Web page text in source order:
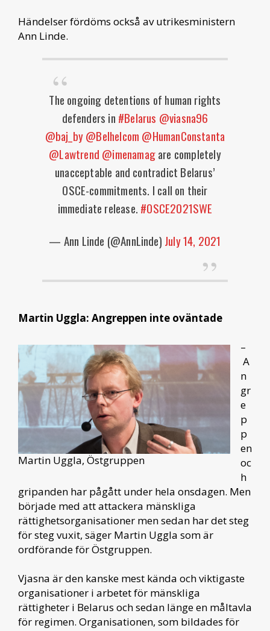
Händelser fördöms också av utrikesministern
Ann Linde.
The ongoing detentions of human rights
defenders in #Belarus @viasna96
@baj_by@Belhelcom @HumanConstanta
@Lawtrend @imenamagare completely
unacceptable and contradict Belarus’
OSCE-commitments. I call on their
immediate release. #OSCE2021SWE
— Ann Linde (@AnnLinde) July 14, 2021
Martin Uggla: Angreppen inte oväntade
Martin Uggla, Östgruppen
–
A
n
gr
e
p
p
en
oc
h
gripanden har pågått under hela onsdagen. Men
började med att attackera mänskliga
rättighetsorganisationer men sedan har det steg
för steg vuxit, säger Martin Uggla som är
ordförande för Östgruppen.
Vjasna är den kanske mest kända och viktigaste
organisationer i arbetet för mänskliga
rättigheter i Belarus och sedan länge en måltavla
för regimen. Organisationen, som bildades för